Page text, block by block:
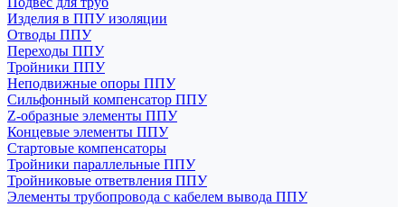
Изделия в ППУ изоляции
Отводы ППУ
Переходы ППУ
Тройники ППУ
Неподвижные опоры ППУ
Cильфонный компенсатор ППУ
Z-образные элементы ППУ
Концевые элементы ППУ
Стартовые компенсаторы
Тройники параллельные ППУ
Тройниковые ответвления ППУ
Элементы трубопровода с кабелем вывода ППУ